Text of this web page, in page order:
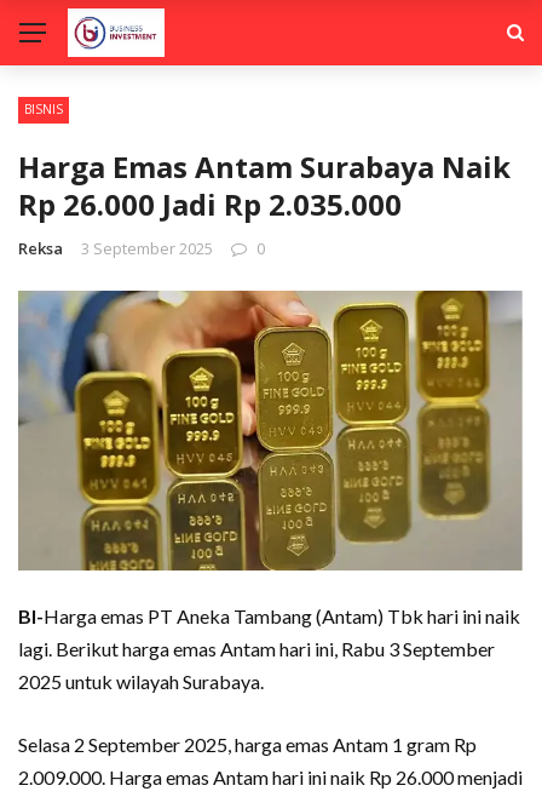
BISNIS
Harga Emas Antam Surabaya Naik
Rp 26.000 Jadi Rp 2.035.000
Reksa 3 September 2025 0
BI-Harga emas PT Aneka Tambang (Antam) Tbk hari ini naik
lagi. Berikut harga emas Antam hari ini, Rabu 3 September
2025 untuk wilayah Surabaya.
Selasa 2 September 2025, harga emas Antam 1 gram Rp
2.009.000. Harga emas Antam hari ini naik Rp 26.000 menjadi